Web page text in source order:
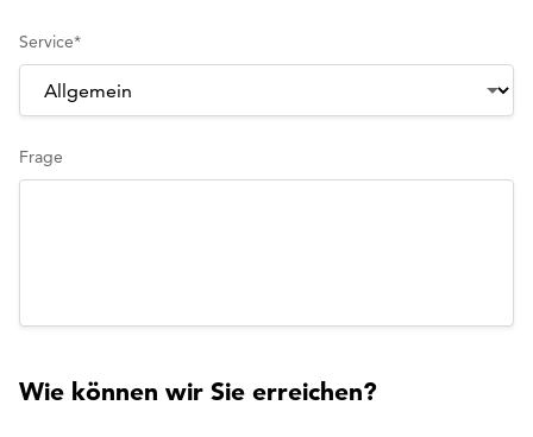
Service*
Frage
Wie können wir Sie erreichen?